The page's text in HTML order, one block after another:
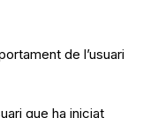
de l’usuari
que ha iniciat